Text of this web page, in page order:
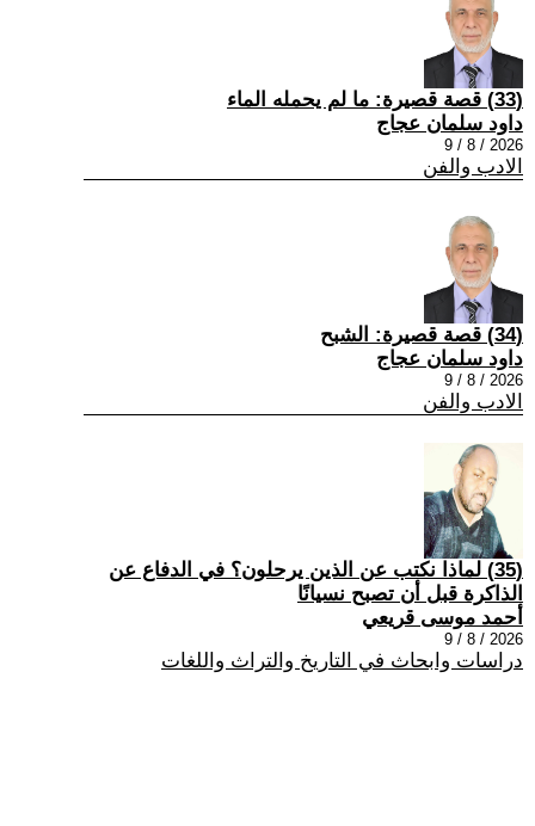
(33) قصة قصيرة: ما لم يحمله الماء
داود سلمان عجاج
2026 / 8 / 9
الادب والفن
(34) قصة قصيرة: الشبح
داود سلمان عجاج
2026 / 8 / 9
الادب والفن
(35) لماذا نكتب عن الذين يرحلون؟ في الدفاع عن
الذاكرة قبل أن تصبح نسيانًا
أحمد موسى قريعي
2026 / 8 / 9
دراسات وابحاث في التاريخ والتراث واللغات